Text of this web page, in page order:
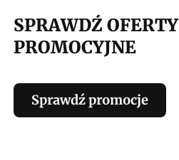
SPRAWDŹ OFERTY
PROMOCYJNE
Sprawdź promocje